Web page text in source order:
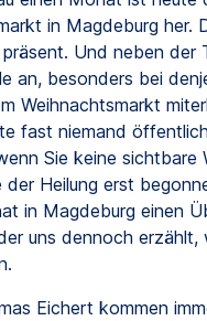
in Magdeburg her.
Und neben der
an, besonders bei
Weihnachtsmarkt
fast niemand
Sie keine sichtbare
der Heilung erst
in Magdeburg einen
uns dennoch erzählt,
Eichert kommen